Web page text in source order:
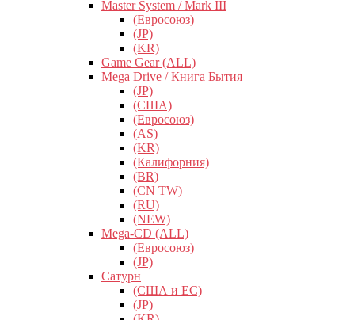
Master System / Mark III
(Евросоюз)
(JP)
(KR)
Game Gear (ALL)
Mega Drive / Книга Бытия
(JP)
(США)
(Евросоюз)
(AS)
(KR)
(Калифорния)
(BR)
(CN TW)
(RU)
(NEW)
Mega-CD (ALL)
(Евросоюз)
(JP)
Сатурн
(США и ЕС)
(JP)